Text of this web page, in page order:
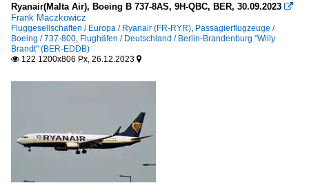
Ryanair(Malta Air), Boeing B 737-8AS, 9H-QBC, BER, 30.09.2023 
Frank Maczkowicz
Fluggesellschaften / Europa / Ryanair (FR-RYR), Passagierflugzeuge /
Boeing / 737-800, Flughäfen / Deutschland / Berlin-Brandenburg "Willy
Brandt" (BER-EDDB)
 122 1200x806 Px, 26.12.2023 